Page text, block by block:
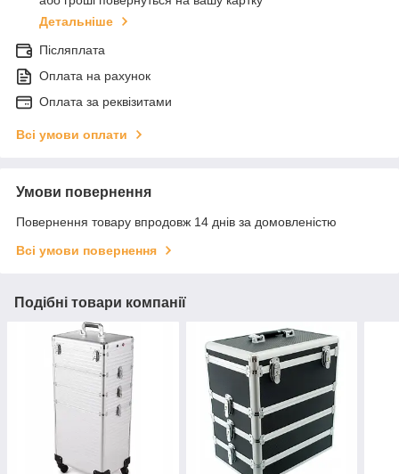
Детальніше
Післяплата
Оплата на рахунок
Оплата за реквізитами
Всі умови оплати
Умови повернення
Повернення товару впродовж 14 днів за домовленістю
Всі умови повернення
Подібні товари компанії